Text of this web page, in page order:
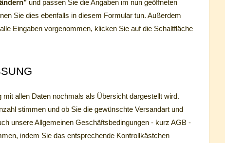
und passen Sie die Angaben im nun geöffneten
Sie dies ebenfalls in diesem Formular tun. Außerdem
Eingaben vorgenommen, klicken Sie auf die Schaltfläche
allen Daten nochmals als Übersicht dargestellt wird.
stimmen und ob Sie die gewünschte Versandart und
unsere Allgemeinen Geschäftsbedingungen - kurz AGB -
indem Sie das entsprechende Kontrollkästchen